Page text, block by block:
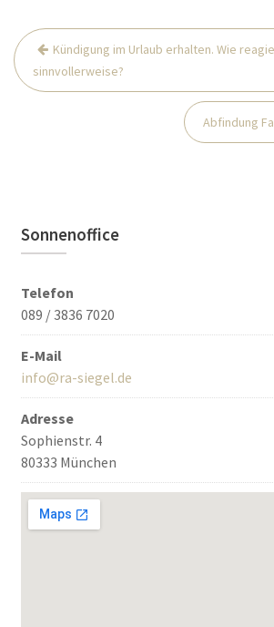
Beitrags-
Navigation
Kündigung im Urlaub erhalten. Wie
sinnvollerweise?
Abfindung
Sonnenoffice
Telefon
089 / 3836 7020
E-Mail
info@ra-siegel.de
Adresse
Sophienstr. 4
80333 München